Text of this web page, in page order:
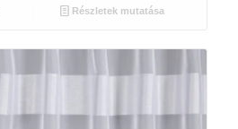
Részletek mutatása